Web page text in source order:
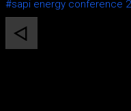
#sapi energy conference